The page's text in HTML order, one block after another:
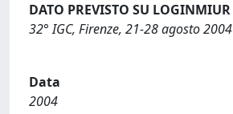
DATO PREVISTO SU LOGINMIUR
32° IGC, Firenze, 21-28 agosto 2004
Data
2004